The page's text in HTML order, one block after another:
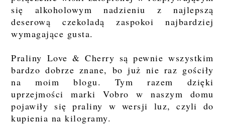
się alkoholowym nadzieniu z najlepszą
deserową czekoladą zaspokoi najbardziej
wymagające gusta.
Praliny Love & Cherry są pewnie wszystkim
bardzo dobrze znane, bo już nie raz gościły
na moim blogu. Tym razem dzięki
uprzejmości marki Vobro w naszym domu
pojawiły się praliny w wersji luz, czyli do
kupienia na kilogramy.